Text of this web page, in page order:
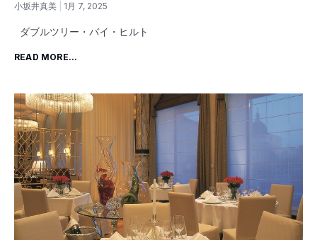
小坂井真美 1月 7, 2025
ダブルツリー・バイ・ヒルト
READ MORE...